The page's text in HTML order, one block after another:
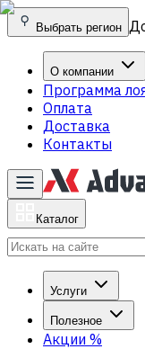
Выбрать регион
О компании
Программа
Оплата
Доставка
Контакты
Каталог
Услуги
Полезное
Акции %